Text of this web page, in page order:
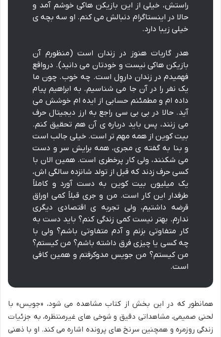
راستش، خیلی از این بازیکن هاکی خوشم آمد و
حالا در اینستاگرام دنبالش می کنم. او سه بچه ی
خیلی زیبا دارد.
هدر گاربات هنوز در زندان است (منظورم آن
بازیکن هاکی نیست و خودتان می دانید). درواقع
فهمیدم در زندان داروِل است. چه خوب. چون ما
یک نفر را در آن جا می شناسیم. به ابراهیم پیام
داده ام و مطمئنم حسابی از ایده ام خوشش می
آید. حالا در بی بی سی راجع به ارز دیجیتال حرف
می زنند، پس باید درباره ی آن هم تحقیق کنم.
بیت کوین از همه مهم تر است. خیلی جالب است
و بنا به گفته ی مجری، همه برایش سر و دست
می شکنند، ولی کار پرخطری است. همین الان با
کسی حرف زدند که قبل از تولد شانزده سالگی اش،
یک میلیون بیت کوین به دست آورد و کاملاً
طرفدار این کار است. من و جری قبلاً کمی اوراق
قرضه داشتیم، ولی تجربه ی اقتصادی دیگری
ندارم. بهتر نیست کمی زندگی کنم؟ باید دست به
کار متفاوتی بزنم و آدم متفاوتی باشم؟ ولی با
چه کسی یا چیزی فرق داشته باشم؟ من کیستم؟
من کیستم؟ من جویس مدوکرفتم و همین کافی
است.
همانطور که در این بخش از کتاب مشاهده می شود، «جویس» با
لحنی صمیمی، مشاهداتی دقیق و شوخی های غیرمنتظره، به جزئیات
زندگی روزمره و همچنین سرنخ های پرونده اشاره می کند. او با ذهنی